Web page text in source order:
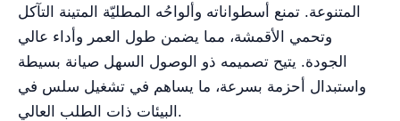
المتنوعة. تمنع أسطواناته وألواحُه المطليّة المتينة التآكل
وتحمي الأقمشة، مما يضمن طول العمر وأداء عالي
الجودة. يتيح تصميمه ذو الوصول السهل صيانة بسيطة
واستبدال أحزمة بسرعة، ما يساهم في تشغيل سلس في
البيئات ذات الطلب العالي.